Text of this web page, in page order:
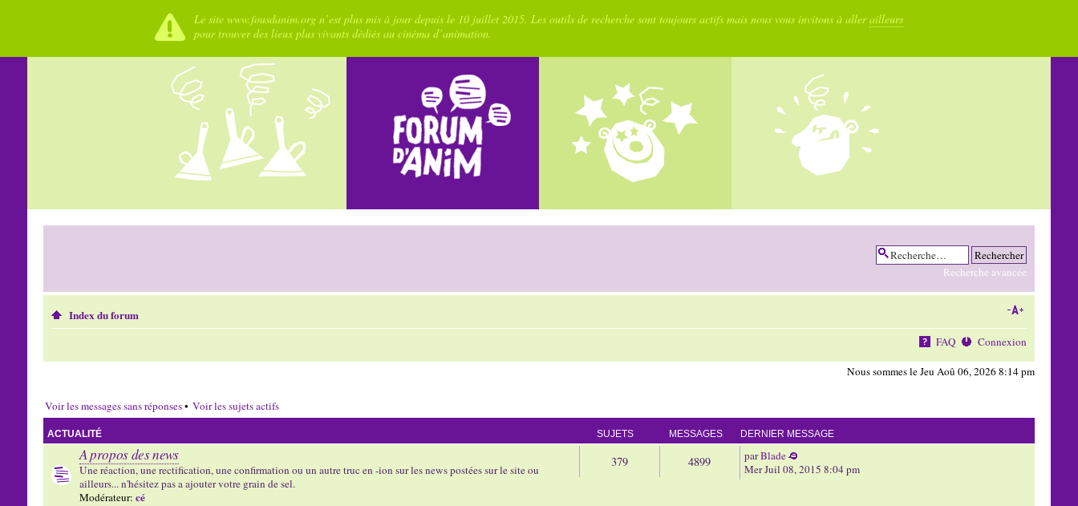
Le site www.fousdanim.org n’est plus mis à jour depuis le 10 juillet 2015. Les outils de recherche sont toujours actifs mais nous vous invitons à allerailleurs
pour trouver des lieux plus vivants dédiés au cinéma d’animation.
Recherche avancée
Index du forum
FAQ Connexion
Nous sommes le Jeu Aoû 06, 2026 8:14 pm
Voir les messages sans réponses• Voir les sujets actifs
ACTUALITÉ SUJETS MESSAGES DERNIER MESSAGE
A propos des news
Une réaction, une rectification, une confirmation ou un autre truc en -ion sur les news postées sur le site ou
ailleurs... n'hésitez pas a ajouter votre grain de sel.
Modérateur: cé
379 4899 parBlade
Mer Juil 08, 2015 8:04 pm